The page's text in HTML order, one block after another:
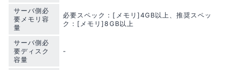
サーバ側必
要メモリ容
量
必要スペック：[メモリ]4GB以上、推奨スペッ
ク：[メモリ]8GB以上
サーバ側必
要ディスク
容量
-